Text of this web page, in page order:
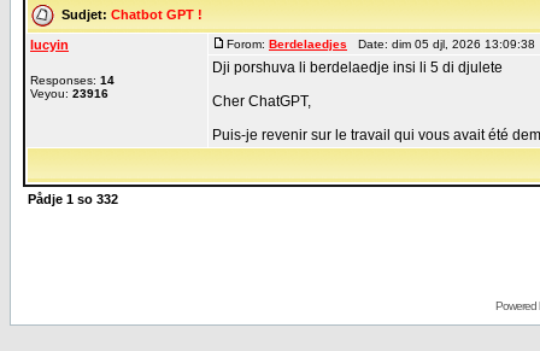
Sudjet: Chatbot GPT !
lucyin
Responses: 14
Veyou: 23916
Forom: Berdelaedjes Date: dim 05 djl, 2026
Dji porshuva li berdelaedje insi li 5 di djulete
Cher ChatGPT,
Puis-je revenir sur le travail qui vous avait été
Pådje 1 so 332
Powered